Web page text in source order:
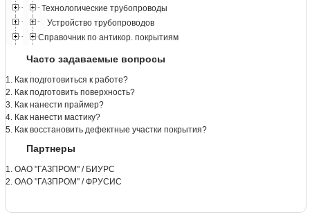
Технологические трубопроводы
Устройство трубопроводов
Справочник по антикор. покрытиям
Часто задаваемые вопросы
1. Как подготовиться к работе?
2. Как подготовить поверхность?
3. Как нанести праймер?
4. Как нанести мастику?
5. Как восстановить дефектные участки покрытия?
Партнеры
1. ОАО "ГАЗПРОМ" / БИУРС
2. ОАО "ГАЗПРОМ" / ФРУСИС